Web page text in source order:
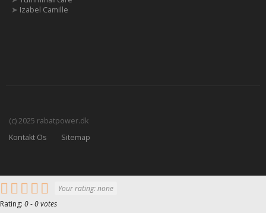
➤ Izabel Camille
(c) 2025 rabatpower.dk
Kontakt Os
Sitemap
Your rating:none
Rating: 0-0votes